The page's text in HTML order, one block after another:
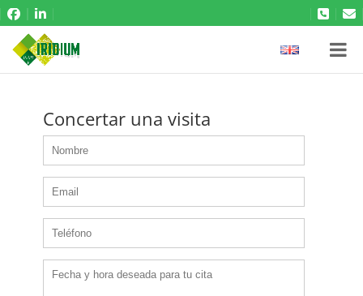
Concertar una visita